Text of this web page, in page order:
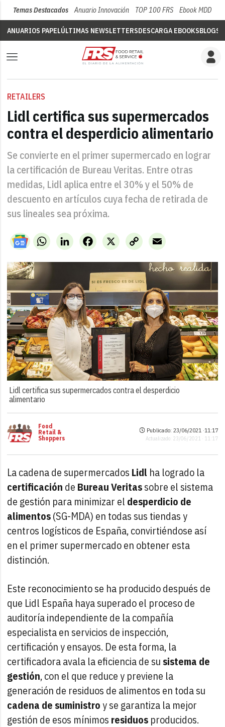
Temas Destacados Anuario Innovación TOP 100 FRS Ebook MDD
ANUARIOS PAPELÚLTIMAS NEWSLETTERSDESCARGA EBOOKSBLOGS
RETAILERS
Lidl certifica sus supermercados
contra el desperdicio alimentario
Se convierte en el primer supermercado en lograr
la certificación de Bureau Veritas. Entre otras
medidas, Lidl aplica entre el 30% y el 50% de
descuento en artículos cuya fecha de retirada de
sus lineales sea próxima.
WhatsAppLinkedIn X
Facebook
Copy
Link
Email
Lidl certifica sus supermercados contra el desperdicio
alimentario
Food
Retail &
Shoppers
Publicado: 23/06/2021 ·11:17
Actualizado: 23/06/2021 · 11:17
La cadena de supermercados Lidl ha logrado la
certificación de Bureau Veritassobre el sistema
de gestión para minimizar el desperdicio de
alimentos(SG-MDA) en todas sus tiendas y
centros logísticos de España, convirtiéndose así
en el primer supermercado en obtener esta
distinción.
Este reconocimiento se ha producido después de
que Lidl España haya superado el proceso de
auditoría independiente de la compañía
especialista en servicios de inspección,
certificación y ensayos. De esta forma, la
certificadora avala la eficiencia de su sistema de
gestión, con el que reduce y previene la
generación de residuos de alimentos en toda su
cadena de suministroy se garantiza la mejor
gestión de esos mínimos residuos producidos.